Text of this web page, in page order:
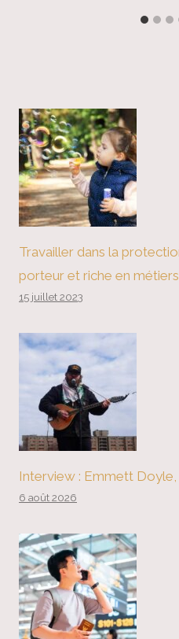
Travailler dans la
porteur et riche en métiers
15 juillet 2023
Interview : Emmett Doyle,
6 août 2026